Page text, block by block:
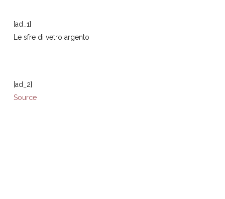
[ad_1]
Le sfre di vetro argento
[ad_2]
Source